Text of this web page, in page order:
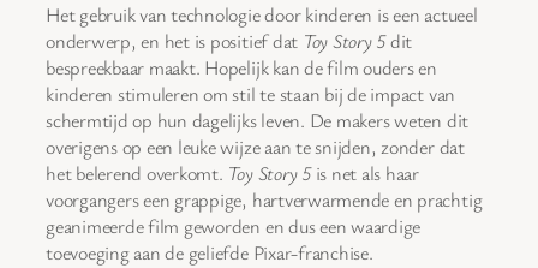
Het gebruik van technologie door kinderen is een actueel
onderwerp, en het is positief dat Toy Story 5dit
bespreekbaar maakt. Hopelijk kan de film ouders en
kinderen stimuleren om stil te staan bij de impact van
schermtijd op hun dagelijks leven. De makers weten dit
overigens op een leuke wijze aan te snijden, zonder dat
het belerend overkomt. Toy Story 5is net als haar
voorgangers een grappige, hartverwarmende en prachtig
geanimeerde film geworden en dus een waardige
toevoeging aan de geliefde Pixar-franchise.